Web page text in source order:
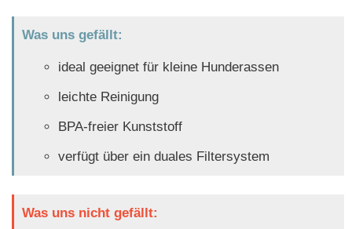
Was uns gefällt:
ideal geeignet für kleine Hunderassen
leichte Reinigung
BPA-freier Kunststoff
verfügt über ein duales Filtersystem
Was uns nicht gefällt: